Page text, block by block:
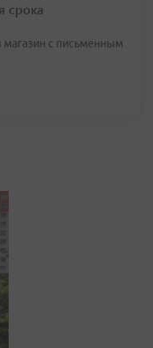
срока
магазин с письменным